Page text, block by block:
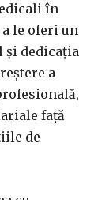
în
a le oferi un
și dedicația
a
față
de